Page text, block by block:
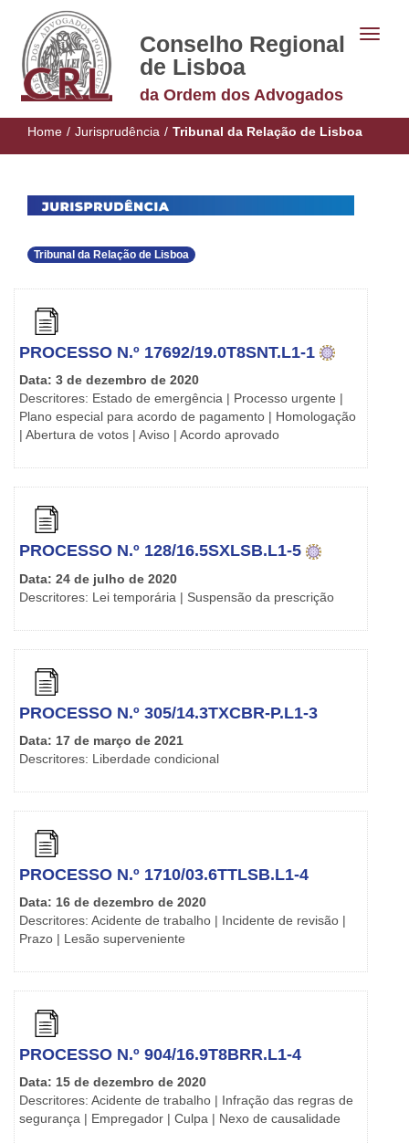
Conselho Regional
de Lisboa
da Ordem dos Advogados
Home / Jurisprudência / Tribunal da Relação de Lisboa
Tribunal da Relação de Lisboa
PROCESSO N.º 17692/19.0T8SNT.L1-1
Data: 3 de dezembro de 2020
Descritores: Estado de emergência | Processo urgente |
Plano especial para acordo de pagamento | Homologação
| Abertura de votos | Aviso | Acordo aprovado
PROCESSO N.º 128/16.5SXLSB.L1-5
Data: 24 de julho de 2020
Descritores: Lei temporária | Suspensão da prescrição
PROCESSO N.º 305/14.3TXCBR-P.L1-3
Data: 17 de março de 2021
Descritores: Liberdade condicional
PROCESSO N.º 1710/03.6TTLSB.L1-4
Data: 16 de dezembro de 2020
Descritores: Acidente de trabalho | Incidente de revisão |
Prazo | Lesão superveniente
PROCESSO N.º 904/16.9T8BRR.L1-4
Data: 15 de dezembro de 2020
Descritores: Acidente de trabalho | Infração das regras de
segurança | Empregador | Culpa | Nexo de causalidade